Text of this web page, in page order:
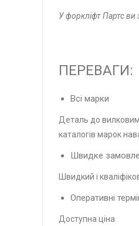
У форкліфт Партс ви
ПЕРЕВАГИ:
Всі марки
Деталь до
каталогів марок
Швидке
Швидкий і
Оперативні
Доступна ціна